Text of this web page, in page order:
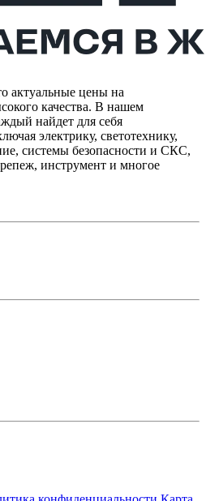
актуальные цены на
качества. В нашем
найдет для себя
электрику, светотехнику,
системы безопасности и СКС,
инструмент и многое